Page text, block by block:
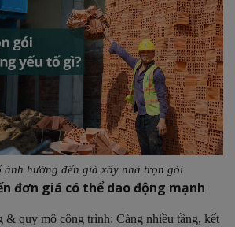
ảnh hướng đến giá xây nhà trọn gói
đơn giá có thể dao động mạnh
& quy mô công trình: Càng nhiều tầng, kết